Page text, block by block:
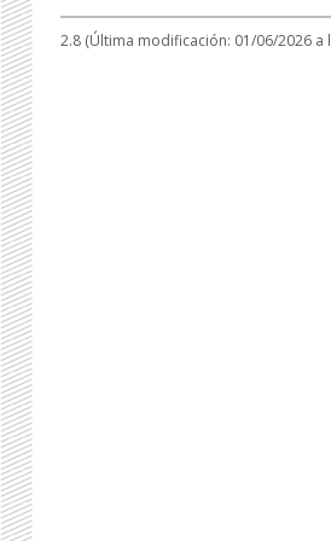
2.8 (Última modificación: 01/06/2026 a